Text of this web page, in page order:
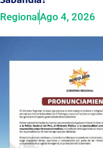
Regional Ago 4, 2026